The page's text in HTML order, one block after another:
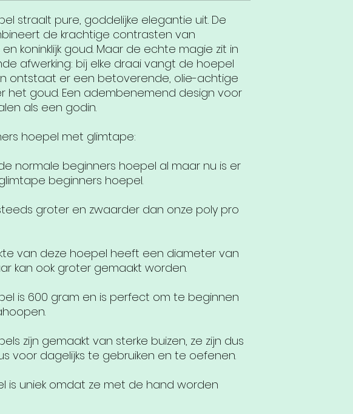
straalt pure, goddelijke elegantie uit. De
de krachtige contrasten van
koninklijk goud. Maar de echte magie zit in
afwerking: bij elke draai vangt de hoepel
ontstaat er een betoverende, olie-achtige
het goud. Een adembenemend design voor
als een godin.
hoepel met glimtape:
normale beginners hoepel al maar nu is er
beginners hoepel.
groter en zwaarder dan onze poly pro
van deze hoepel heeft een diameter van
kan ook groter gemaakt worden.
is 600 gram en is perfect om te beginnen
zijn gemaakt van sterke buizen, ze zijn dus
voor dagelijks te gebruiken en te oefenen.
is uniek omdat ze met de hand worden